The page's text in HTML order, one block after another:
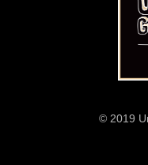
© 2019